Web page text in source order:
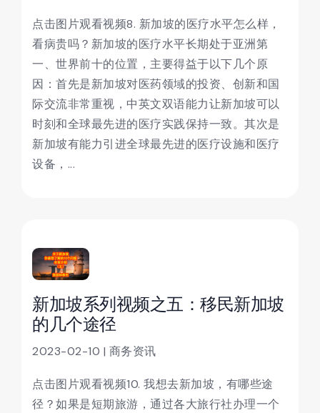
点击图片观看视频8. 新加坡的医疗水平怎么样，
看病贵吗？新加坡的医疗水平长期处于亚洲第
一、世界前十的位置，主要得益于以下几个原
因：首先是新加坡对医药领域的投资、创新和国
际交流非常重视，中英文双语能力让新加坡可以
时刻和全球最先进的医疗实践保持一致。其次是
新加坡有能力引进全球最先进的医疗设施和医疗
设备，...
新加坡系列视频之五：移民新加坡
的几个途径
2023-02-10 | 商务资讯
点击图片观看视频10. 我想去新加坡，有哪些途
径？如果是短期旅游，通过各大旅行社办理一个